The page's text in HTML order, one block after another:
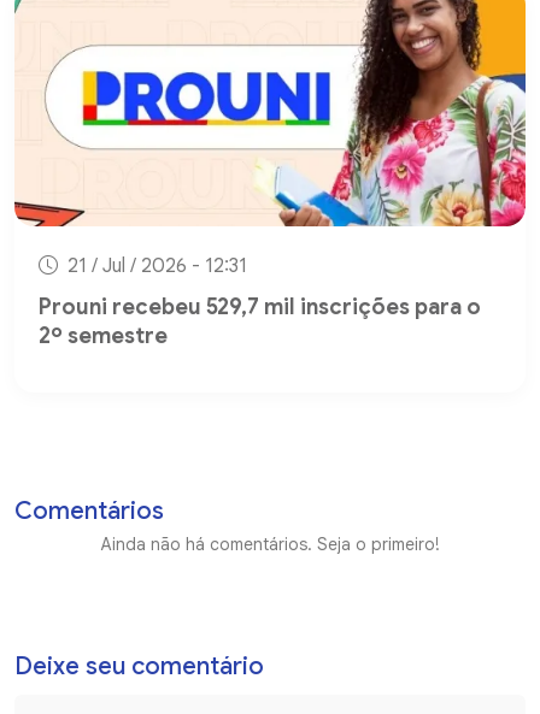
21 / Jul / 2026 - 12:31
Prouni recebeu 529,7 mil inscrições para o
2º semestre
Comentários
Ainda não há comentários. Seja o primeiro!
Deixe seu comentário